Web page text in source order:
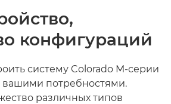
конфигураций
систему Colorado M-серии
вашими потребностями.
различных типов